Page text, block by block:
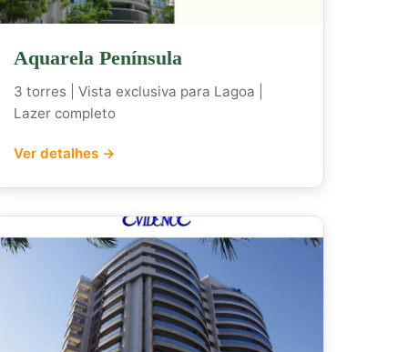
Aquarela Península
3 torres | Vista exclusiva para Lagoa |
Lazer completo
Ver detalhes →